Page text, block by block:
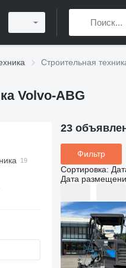
Строительная
Volvo-ABG
23
Фильтр
Сортировка:
Дата